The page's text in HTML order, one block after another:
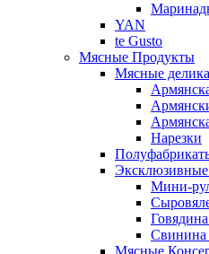
YAN
te Gusto
Мясные Продукты
Мясные
Нарезки
Эксклюзивные
Мини-
Свинина
Мясные